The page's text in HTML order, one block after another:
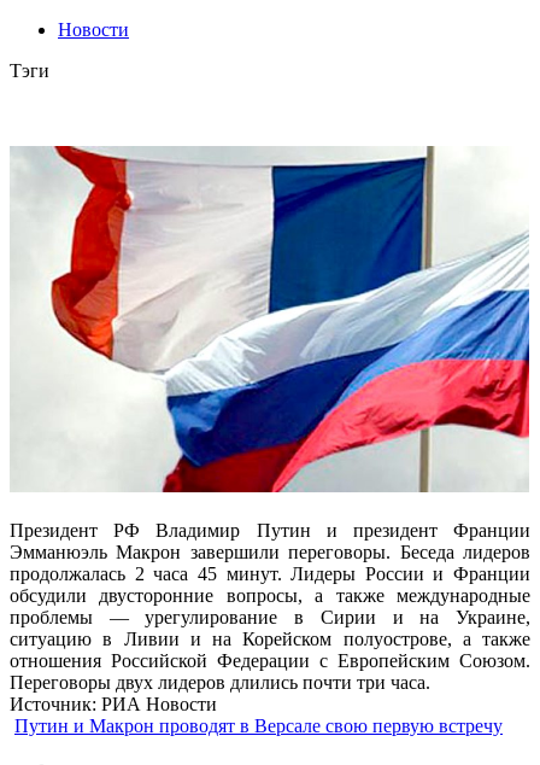
Новости
Тэги
Президент РФ Владимир Путин и президент Франции
Эмманюэль Макрон завершили переговоры. Беседа лидеров
продолжалась 2 часа 45 минут. Лидеры России и Франции
обсудили двусторонние вопросы, а также международные
проблемы — урегулирование в Сирии и на Украине,
ситуацию в Ливии и на Корейском полуострове, а также
отношения Российской Федерации с Европейским Союзом.
Переговоры двух лидеров длились почти три часа.
Источник: РИА Новости
Путин и Макрон проводят в Версале свою первую встречу